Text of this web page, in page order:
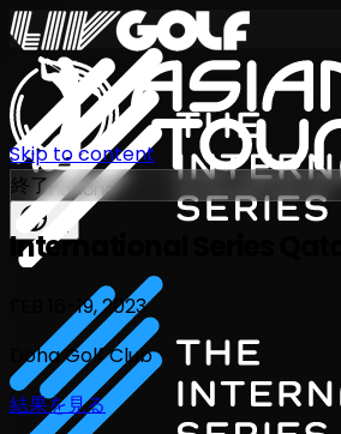
International Series 2026
Skip to content
終了
International Series Qatar
FEB 16-19, 2023
Doha Golf Club
結果を見る